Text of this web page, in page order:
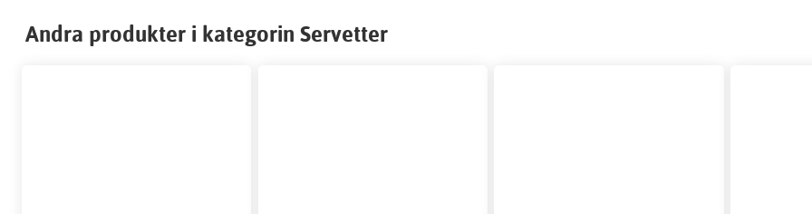
Andra produkter i kategorin Servetter